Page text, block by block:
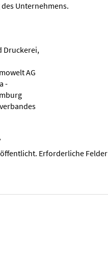
Unternehmens.
Druckerei,
AG
-
Erforderliche Felder